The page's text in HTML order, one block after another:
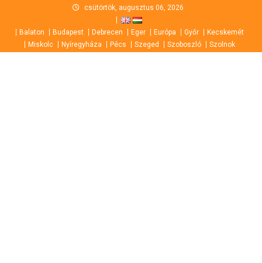
content
csütörtök, augusztus 06, 2026
Balaton Budapest Debrecen Eger Európa Győr
Kecskemét
Miskolc
Nyíregyháza Pécs Szeged Szoboszló Szolnok